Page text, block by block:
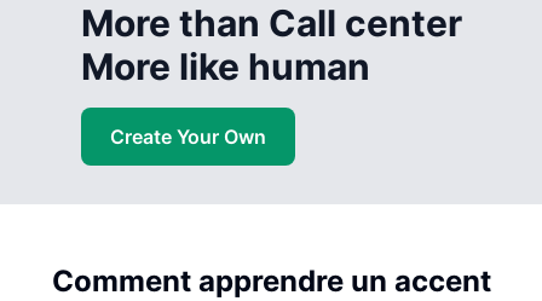
More than Call center
More like human
Create Your Own
Comment apprendre un accent